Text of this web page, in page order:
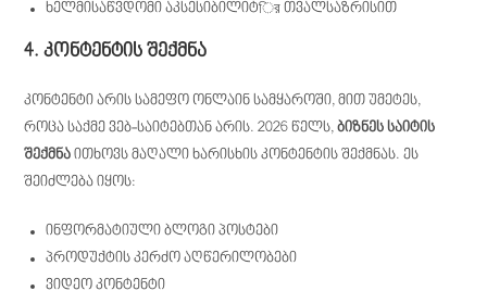
ხელმისაწვდომი აკსესიბილიტির თვალსაზრისით
4. კონტენტის შექმნა
კონტენტი არის სამეფო ონლაინ სამყაროში, მით უმეტეს,
როცა საქმე ვებ-საიტებთან არის. 2026 წელს,ბიზნეს საიტის
შექმნა ითხოვს მაღალი ხარისხის კონტენტის შექმნას. ეს
შეიძლება იყოს:
ინფორმატიული ბლოგი პოსტები
პროდუქტის კერძო აღწერილობები
ვიდეო კონტენტი